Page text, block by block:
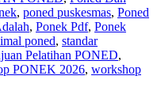
, poned puskesmas, Poned
, Ponek Pdf, Ponek
poned, standar
Pelatihan PONED,
PONEK 2026, workshop